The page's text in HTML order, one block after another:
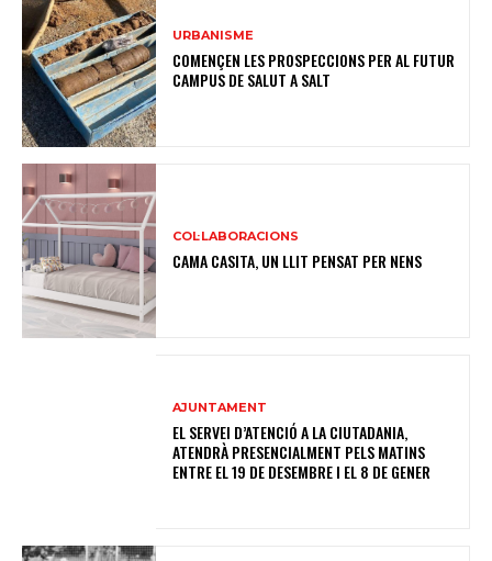
URBANISME
COMENÇEN LES PROSPECCIONS PER AL FUTUR
CAMPUS DE SALUT A SALT
COL·LABORACIONS
CAMA CASITA, UN LLIT PENSAT PER NENS
AJUNTAMENT
EL SERVEI D’ATENCIÓ A LA CIUTADANIA,
ATENDRÀ PRESENCIALMENT PELS MATINS
ENTRE EL 19 DE DESEMBRE I EL 8 DE GENER